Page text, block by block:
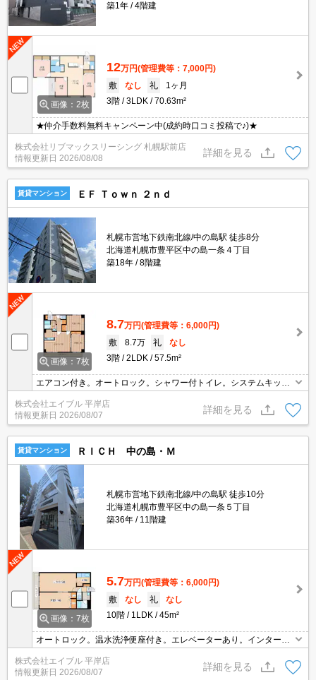
築1年
4階建
画像：2枚
12万円(管理費等：7,000円)
敷
なし 礼
1ヶ月
3階
3LDK 70.63m²
★仲介手数料無料キャンペーン中(成約時口コミ投稿で♪)★
株式会社リブマックスリーシング 札幌駅前店
情報更新日 2026/08/08
詳細を見る
賃貸マンション ＥＦ Ｔｏｗｎ ２ｎｄ
札幌市営地下鉄南北線/中の島駅 徒歩8分
北海道札幌市豊平区中の島一条４丁目
築18年
8階建
画像：7枚
8.7万円(管理費等：6,000円)
敷
8.7万 礼
なし
3階
2LDK 57.5m²
エアコン付き。オートロック。シャワー付トイレ。システムキッチ
ン。エレベーターあり。バルコニー。クローゼット付。TVインター
ホン付き。バイク置場月2,000円。駅まで徒歩7分圏内!。契約金カー
ド決済可。
株式会社エイブル 平岸店
情報更新日 2026/08/07
詳細を見る
賃貸マンション ＲＩＣＨ 中の島・Ｍ
札幌市営地下鉄南北線/中の島駅 徒歩10分
北海道札幌市豊平区中の島一条５丁目
築36年
11階建
画像：7枚
5.7万円(管理費等：6,000円)
敷
なし 礼
なし
10階
1LDK 45m²
オートロック。温水洗浄便座付き。エレベーターあり。インターネ
ット接続設備あり。宅配ボックスあり。シャワー付独立洗面台。都
市ガス使用。仲介手数料家賃の0.55ヵ月分。初期費用カード払い
可。
株式会社エイブル 平岸店
情報更新日 2026/08/07
詳細を見る